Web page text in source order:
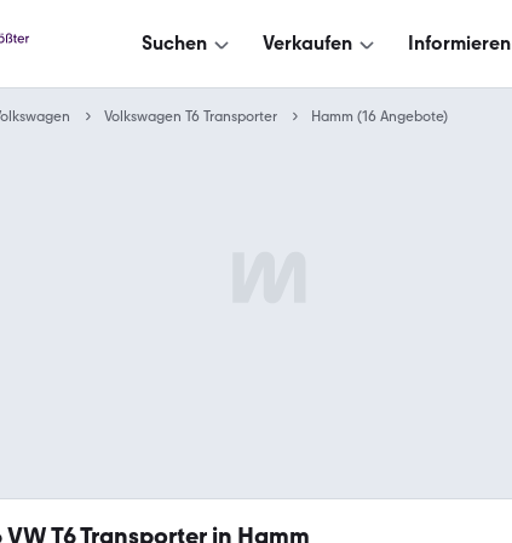
Suchen Verkaufen Informieren
Volkswagen T6 Transporter Hamm (16 Angebote)
VW T6 Transporter in Hamm